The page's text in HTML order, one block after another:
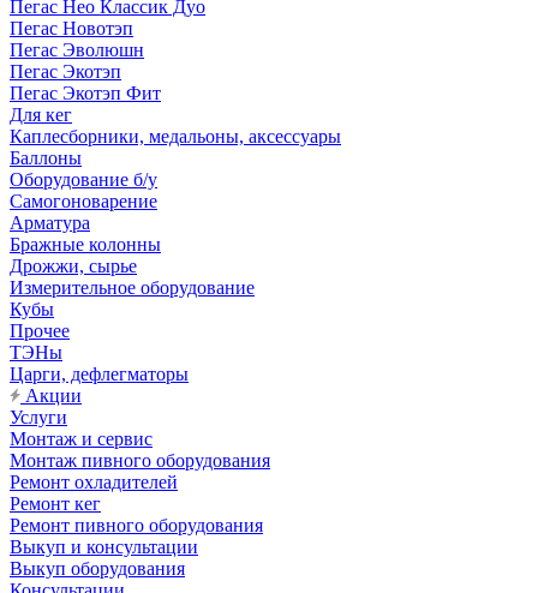
Пегас Нео Классик Дуо
Пегас Новотэп
Пегас Эволюшн
Пегас Экотэп
Пегас Экотэп Фит
Для кег
Каплесборники, медальоны, аксессуары
Баллоны
Оборудование б/у
Самогоноварение
Арматура
Бражные колонны
Дрожжи, сырье
Измерительное оборудование
Кубы
Прочее
ТЭНы
Царги, дефлегматоры
Акции
Услуги
Монтаж и сервис
Монтаж пивного оборудования
Ремонт охладителей
Ремонт кег
Ремонт пивного оборудования
Выкуп и консультации
Выкуп оборудования